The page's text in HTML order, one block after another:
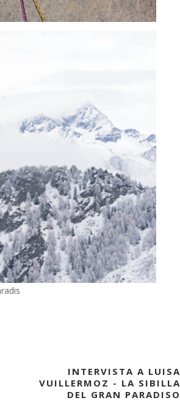
INTERVISTA A LUISA
VUILLERMOZ - LA SIBILLA
DEL GRAN PARADISO